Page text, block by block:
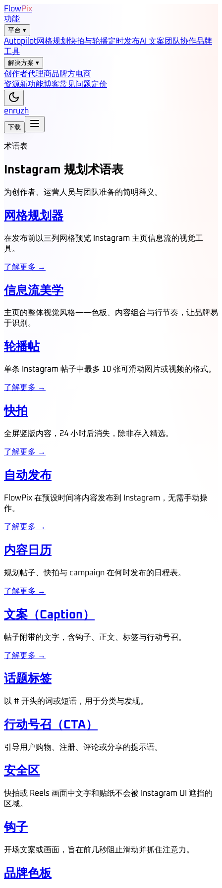
FlowPix
功能
平台 ▾
Autopilot网格规划快拍与轮播定时发布AI 文案 团队协作品牌
工具
解决方案 ▾
创作者代理商品牌方电商
资源新功能博客常见问题定价
enruzh
下载
术语表
Instagram 规划术语表
为创作者、运营人员与团队准备的简明释义。
网格规划器
在发布前以三列网格预览 Instagram 主页信息流的视觉工
具。
了解更多 →
信息流美学
主页的整体视觉风格——色板、内容组合与行节奏，让品牌易
于识别。
轮播帖
单条 Instagram 帖子中最多 10 张可滑动图片或视频的格式。
了解更多 →
快拍
全屏竖版内容，24 小时后消失，除非存入精选。
了解更多 →
自动发布
FlowPix 在预设时间将内容发布到 Instagram，无需手动操
作。
了解更多 →
内容日历
规划帖子、快拍与 campaign 在何时发布的日程表。
了解更多 →
文案（Caption）
帖子附带的文字，含钩子、正文、标签与行动号召。
了解更多 →
话题标签
以 # 开头的词或短语，用于分类与发现。
行动号召（CTA）
引导用户购物、注册、评论或分享的提示语。
安全区
快拍或 Reels 画面中文字和贴纸不会被 Instagram UI 遮挡的
区域。
钩子
开场文案或画面，旨在前几秒阻止滑动并抓住注意力。
品牌色板